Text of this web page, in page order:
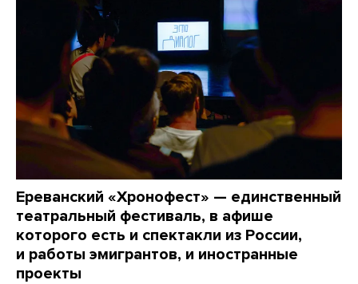
Ереванский «Хронофест» — единственный
театральный фестиваль, в афише
которого есть и спектакли из России,
и работы эмигрантов, и иностранные
проекты